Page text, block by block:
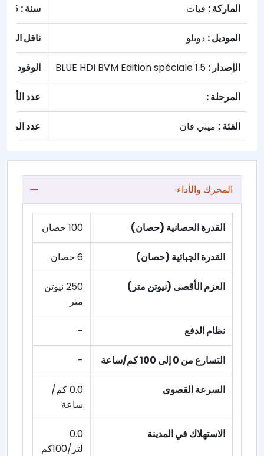
الماركة : فيات سنة :
الموديل : دوبلو ناقل
الإصدار : الوقود :
المرحلة : عدد
الفئة : ميني فان عدد
المحرك والأداء
القدرة الحصانية (حصان) 100 حصان
القدرة الجبائية (حصان) 6 حصان
العزم الأقصى (نيوتن متر)
250 نيوتن
متر
نظام الدفع -
التسارع من 0 إلى 100 كم/ساعة -
السرعة القصوى
0.0 كم/
ساعة
الاستهلاك في المدينة
0.0
لتر/100كم